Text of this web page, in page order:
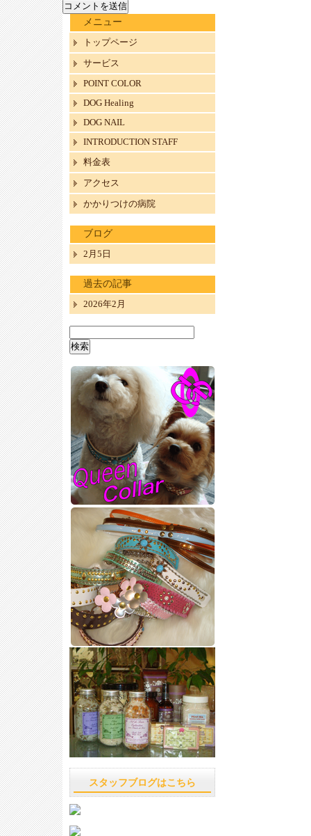
メニュー
トップページ
サービス
POINT COLOR
DOG Healing
DOG NAIL
INTRODUCTION STAFF
料金表
アクセス
かかりつけの病院
ブログ
2月5日
過去の記事
2026年2月
索:
スタッフブログはこちら